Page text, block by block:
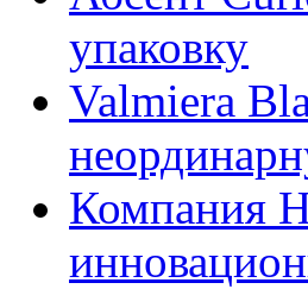
упаковку
Valmiera
Компания